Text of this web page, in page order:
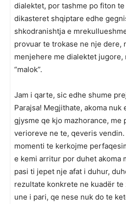
dialektet, por tashme po fiton
dikasteret shqiptare edhe
shkodranishtja e
provuar te trokase ne nje dere,
menjehere me dialektet jugore,
“malok”.
Jam i qarte, sic edhe shume
Parajsa! Megjithate, akoma
gjysme qe kjo mazhorance, me
verioreve ne te, qeveris
momenti te kerkojme
e kemi arritur por duhet akoma
pasi ti jepet nje afat i duhur,
rezultate konkrete ne kuadër
une i pari, qe nese nuk do te